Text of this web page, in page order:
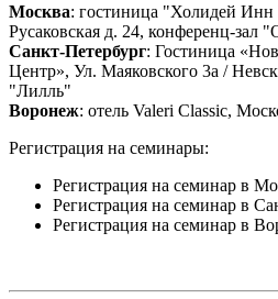
Москва: гостиница "Холидей
Русаковская д. 24, конференц-зал
Санкт-Петербург: Гостиница
Центр», Ул. Маяковского 3а /
"Лилль"
Воронеж: отель Valeri Classic,
Регистрация на семинары:
Регистрация на семинар в
Регистрация на семинар в
Регистрация на семинар в